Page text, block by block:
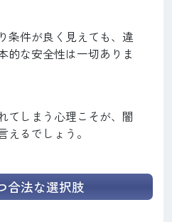
条件が良く見えても、違
的な安全性は一切ありま
てしまう心理こそが、闇
るでしょう。
合法な選択肢